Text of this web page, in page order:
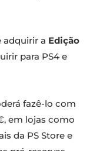
adquirir a Edição
para PS4 e
fazê-lo com
em lojas como
da PS Store e